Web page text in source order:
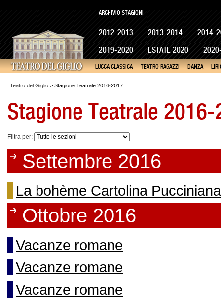
2012-2013 2013-2014
2014-
2019-2020
ESTATE 2020
ARCHIVIO STAGIONI
LUCCA CLASSICA TEATRO RAGAZZI DANZA
Teatro del Giglio > Stagione Teatrale 2016-2017
Stagione Teatrale
Filtra per:
Settembre 2016
La bohème Cartolina Pucciniana
Ottobre 2016
Vacanze romane
Vacanze romane
Vacanze romane